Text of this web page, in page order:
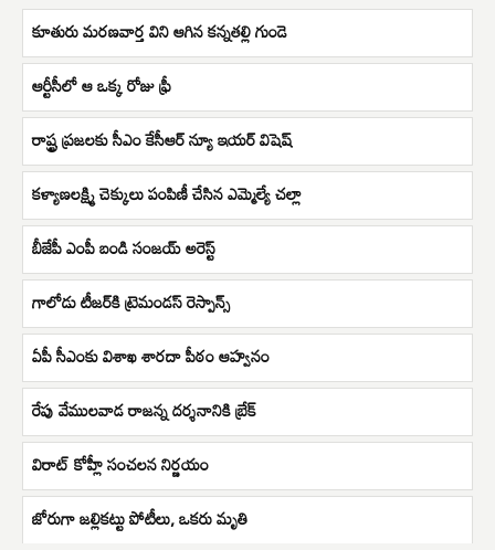
కూతురు మరణవార్త విని ఆగిన కన్నతల్లి గుండె
ఆర్టీసీలో ఆ ఒక్క రోజు ఫ్రీ
రాష్ట్ర ప్రజలకు సీఎం కేసీఆర్ న్యూ ఇయర్ విషెష్
కళ్యాణలక్ష్మి చెక్కులు పంపిణీ చేసిన ఎమ్మెల్యే చల్లా
బీజేపీ ఎంపీ బండి సంజయ్ అరెస్ట్
గాలోడు టీజ‌ర్‌కి ట్రెమండ‌స్ రెస్పాన్స్‌
ఏపీ సీఎంకు విశాఖ శారదా పీఠం ఆహ్వనం
రేపు వేములవాడ రాజన్న దర్శనానికి బ్రేక్
విరాట్ కోహ్లీ సంచలన నిర్ణయం
జోరుగా జల్లికట్టు పోటీలు, ఒకరు మృతి